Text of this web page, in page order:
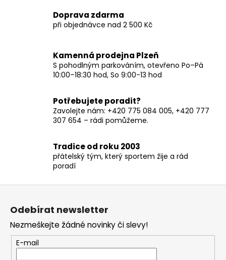
a
c
r
v
k
v
ý
p
s
u
á
n
Doprava zdarma
při objednávce nad 2 500 Kč
Kamenná prodejna Plzeň
S pohodlným parkováním, otevřeno Po–Pá
10:00–18:30 hod, So 9:00-13 hod
Potřebujete poradit?
Zavolejte nám: +420 775 084 005, +420 777
307 654 – rádi pomůžeme.
Tradice od roku 2003
přátelský tým, který sportem žije a rád
poradí
Odebírat newsletter
Nezmeškejte žádné novinky či slevy!
E-mail